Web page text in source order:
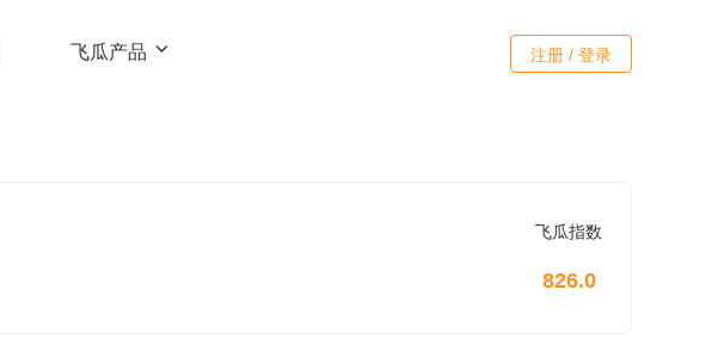
飞瓜产品 注册 / 登录
飞瓜指数
826.0